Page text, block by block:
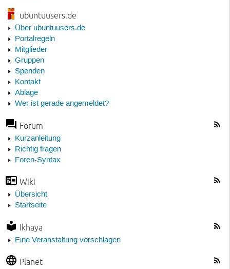
ubuntuusers.de
Über ubuntuusers.de
Portalregeln
Mitglieder
Gruppen
Spenden
Kontakt
Ablage
Wer ist gerade angemeldet?
Forum
Kurzanleitung
Richtig fragen
Foren-Syntax
Wiki
Übersicht
Startseite
Ikhaya
Eine Veranstaltung vorschlagen
Planet